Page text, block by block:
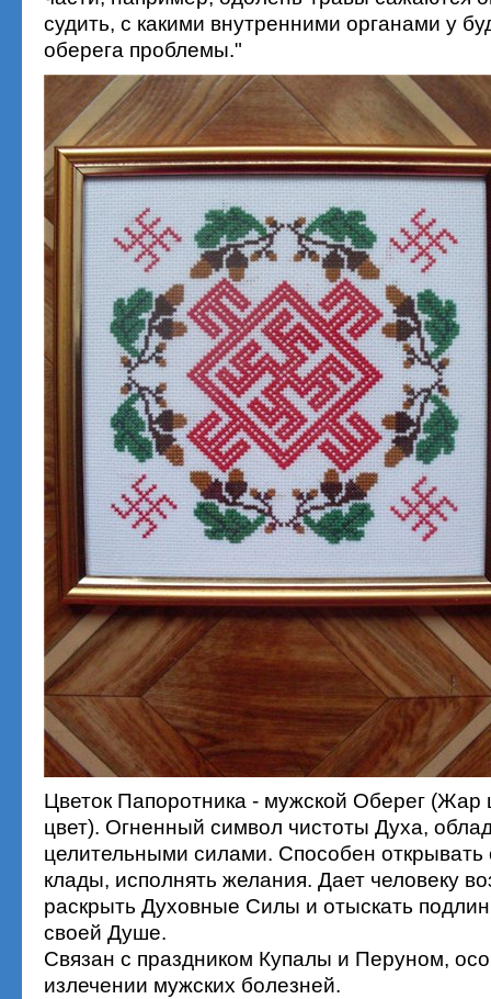
судить, с какими внутренними органами у
оберега проблемы."
Цветок Папоротника - мужской Оберег (Жар
цвет). Огненный символ чистоты Духа,
целительными силами. Способен
клады, исполнять желания. Дает человеку
раскрыть Духовные Силы и отыскать
своей Душе.
Связан с праздником Купалы и Перуном,
излечении мужских болезней.